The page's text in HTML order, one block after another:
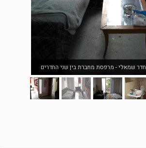
חדר שמאלי - מרפסת מחברת בין שני החדרים